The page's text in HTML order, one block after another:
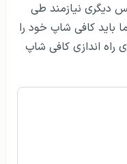
دیگری نیازمند طی
باید کافی شاپ خود را
راه اندازی کافی شاپ